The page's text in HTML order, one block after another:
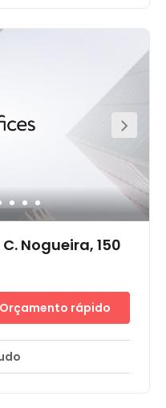
sofisticado no
regiões financeiras
de Souza Campos ou
- escritórios
começar a
lounges
reunião- acesso à
de TI da Regus-
acesso às
de descanso-
do edifício-
de manobrista
Nogueira, 150
cidade
Orçamento rápido